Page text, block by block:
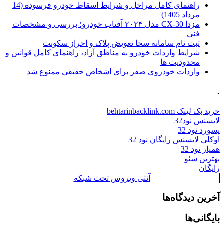
راهنمای کامل مراحل و شرایط اسقاط خودرو فرسوده (14
مرداد 1405)
مزدا CX-30 مدل ۲۰۲۴ آفتاب خودرو؛ بررسی و مشخصات
فنی
ثبت نام سامانه سخا تعویض پلاک و احراز سکونت
شرایط واردات خودرو به مناطق آزاد، راهنمای کامل قوانین و
محدودیت ها
واردات خودروی صفر برای اشخاص حقیقی ممنوع شد
.
خرید بک لینک behtarinbacklink.com
لایسنس نود32
پسورد نود 32
اوکلی لایسنس رایگان نود 32
همیار نود 32
بهترین سئو
رایگان
آنتی ویروس تحت شبکه
آخرین دیدگاه‌ها
بایگانی‌ها